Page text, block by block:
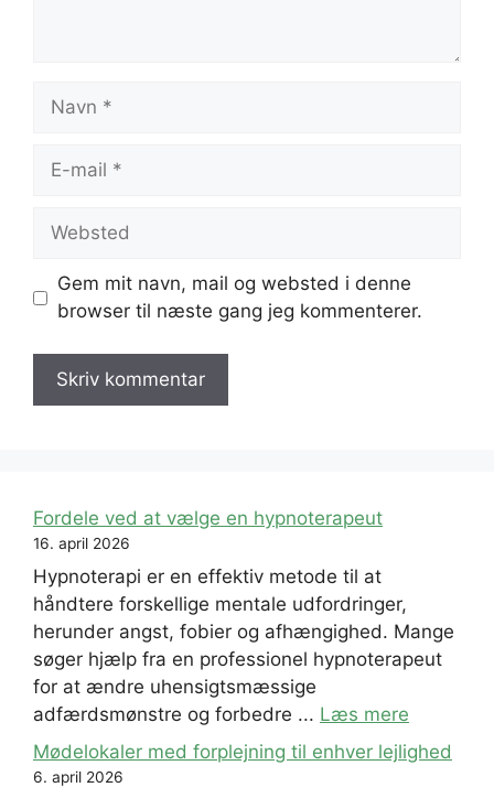
Navn
Websted
Gem mit navn, mail og websted i denne
browser til næste gang jeg kommenterer.
Fordele ved at vælge en hypnoterapeut
16. april 2026
Hypnoterapi er en effektiv metode til at
håndtere forskellige mentale udfordringer,
herunder angst, fobier og afhængighed. Mange
søger hjælp fra en professionel hypnoterapeut
for at ændre uhensigtsmæssige
adfærdsmønstre og forbedre ... Læs mere
Mødelokaler med forplejning til enhver lejlighed
6. april 2026